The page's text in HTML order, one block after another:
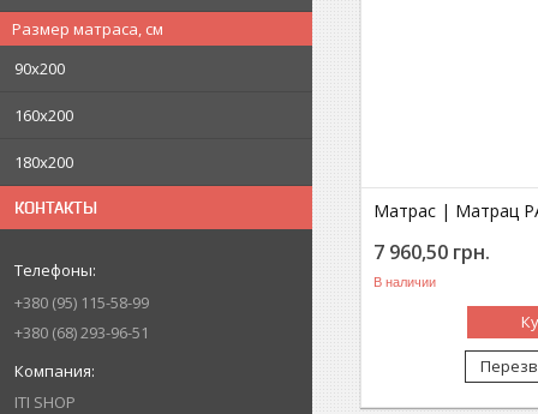
Размер матраса, см
90х200
160х200
180х200
КОНТАКТЫ
+380 95 115-58-99
+380 68 293-96-51
ITI SHOP
Матрас | Матрац
7 960,50 грн.
В наличии